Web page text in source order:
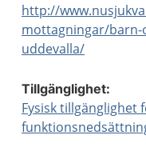
http://
mottagningar/
uddevalla/
Tillgänglighet:
Fysisk tillgänglighet